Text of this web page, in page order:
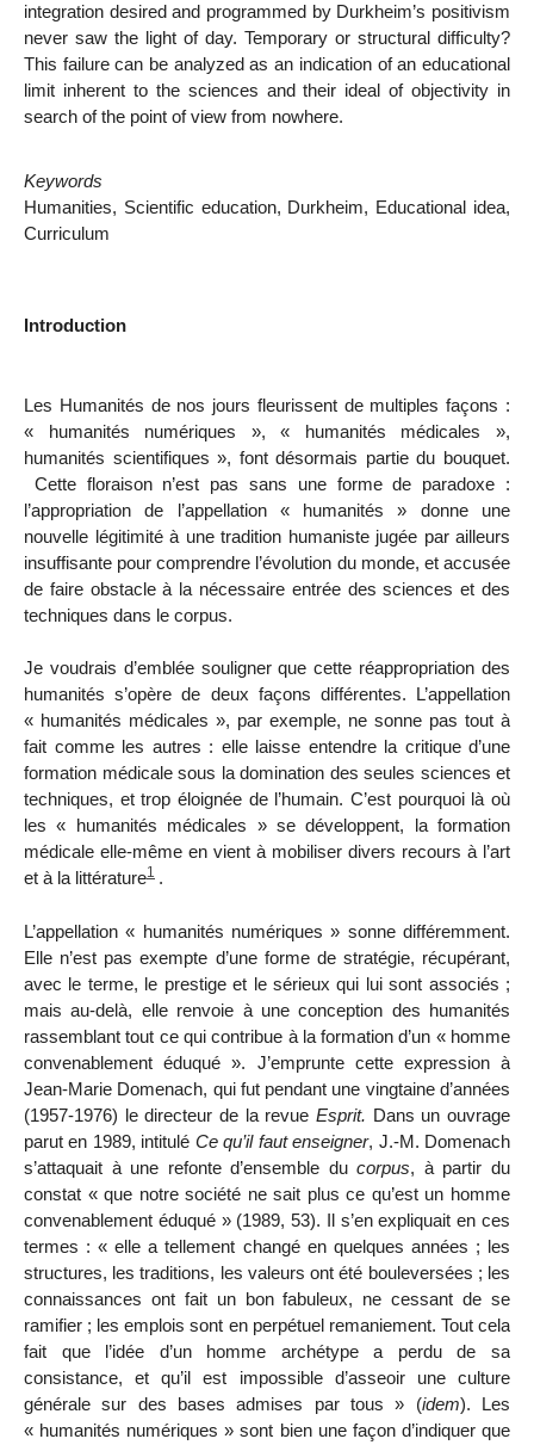
integration desired and programmed by Durkheim’s positivism
never saw the light of day. Temporary or structural difficulty?
This failure can be analyzed as an indication of an educational
limit inherent to the sciences and their ideal of objectivity in
search of the point of view from nowhere.
Keywords
Humanities, Scientific education, Durkheim, Educational idea,
Curriculum
Introduction
Les Humanités de nos jours fleurissent de multiples façons :
« humanités numériques », « humanités médicales »,
humanités scientifiques », font désormais partie du bouquet.
Cette floraison n’est pas sans une forme de paradoxe :
l’appropriation de l’appellation « humanités » donne une
nouvelle légitimité à une tradition humaniste jugée par ailleurs
insuffisante pour comprendre l’évolution du monde, et accusée
de faire obstacle à la nécessaire entrée des sciences et des
techniques dans le corpus.
Je voudrais d’emblée souligner que cette réappropriation des
humanités s’opère de deux façons différentes. L’appellation
« humanités médicales », par exemple, ne sonne pas tout à
fait comme les autres : elle laisse entendre la critique d’une
formation médicale sous la domination des seules sciences et
techniques, et trop éloignée de l’humain. C’est pourquoi là où
les « humanités médicales » se développent, la formation
médicale elle-même en vient à mobiliser divers recours à l’art
et à la littérature1 .
L’appellation « humanités numériques » sonne différemment.
Elle n’est pas exempte d’une forme de stratégie, récupérant,
avec le terme, le prestige et le sérieux qui lui sont associés ;
mais au-delà, elle renvoie à une conception des humanités
rassemblant tout ce qui contribue à la formation d’un « homme
convenablement éduqué ». J’emprunte cette expression à
Jean-Marie Domenach, qui fut pendant une vingtaine d’années
(1957-1976) le directeur de la revue Esprit. Dans un ouvrage
parut en 1989, intitulé Ce qu’il faut enseigner, J.-M. Domenach
s’attaquait à une refonte d’ensemble ducorpus, à partir du
constat « que notre société ne sait plus ce qu’est un homme
convenablement éduqué » (1989, 53). Il s’en expliquait en ces
termes : « elle a tellement changé en quelques années ; les
structures, les traditions, les valeurs ont été bouleversées ; les
connaissances ont fait un bon fabuleux, ne cessant de se
ramifier ; les emplois sont en perpétuel remaniement. Tout cela
fait que l’idée d’un homme archétype a perdu de sa
consistance, et qu’il est impossible d’asseoir une culture
générale sur des bases admises par tous » (idem). Les
« humanités numériques » sont bien une façon d’indiquer que